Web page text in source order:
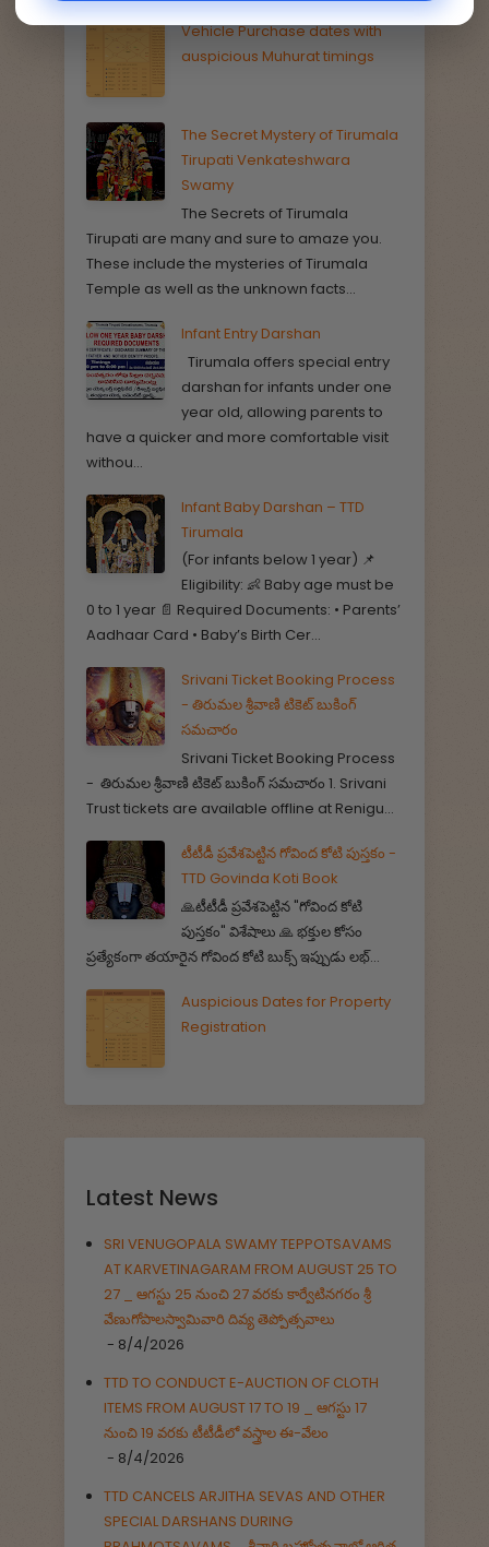
Vehicle Purchase dates with
auspicious Muhurat timings
The Secret Mystery of Tirumala
Tirupati Venkateshwara
Swamy
The Secrets of Tirumala
Tirupati are many and sure to amaze you.
These include the mysteries of Tirumala
Temple as well as the unknown facts...
Infant Entry Darshan
Tirumala offers special entry
darshan for infants under one
year old, allowing parents to
have a quicker and more comfortable visit
withou...
Infant Baby Darshan – TTD
Tirumala
(For infants below 1 year) 📌
Eligibility: 👶 Baby age must be
0 to 1 year 📄 Required Documents: • Parents’
Aadhaar Card • Baby’s Birth Cer...
Srivani Ticket Booking Process
- తిరుమల శ్రీవాణి టికెట్ బుకింగ్
సమచారం
Srivani Ticket Booking Process
- తిరుమల శ్రీవాణి టికెట్ బుకింగ్ సమచారం 1. Srivani
Trust tickets are available offline at Renigu...
టీటీడీ ప్రవేశపెట్టిన గోవింద కోటి పుస్తకం -
TTD Govinda Koti Book
🙏టీటీడీ ప్రవేశపెట్టిన "గోవింద కోటి
పుస్తకం" విశేషాలు 🙏 భక్తుల కోసం
ప్రత్యేకంగా తయారైన గోవింద కోటి బుక్స్ ఇప్పుడు లభ్...
Auspicious Dates for Property
Registration
Latest News
SRI VENUGOPALA SWAMY TEPPOTSAVAMS
AT KARVETINAGARAM FROM AUGUST 25 TO
27 _ ఆగస్టు 25 నుంచి 27 వరకు కార్వేటినగరం శ్రీ
వేణుగోపాలస్వామివారి దివ్య తెప్పోత్సవాలు
- 8/4/2026
TTD TO CONDUCT E-AUCTION OF CLOTH
ITEMS FROM AUGUST 17 TO 19 _ ఆగస్టు 17
నుంచి 19 వరకు టీటీడీలో వస్త్రాల ఈ-వేలం
- 8/4/2026
TTD CANCELS ARJITHA SEVAS AND OTHER
SPECIAL DARSHANS DURING